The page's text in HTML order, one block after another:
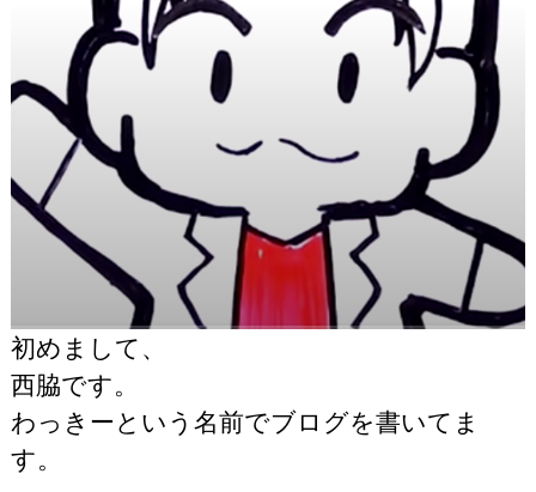
初めまして、
西脇です。
わっきーという名前でブログを書いてま
す。